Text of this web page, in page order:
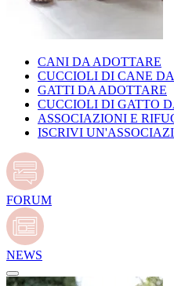
CANI DA ADOTTARE
CUCCIOLI DI CANE
GATTI DA ADOTTARE
CUCCIOLI DI GATTO
ASSOCIAZIONI E
ISCRIVI
FORUM
NEWS